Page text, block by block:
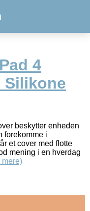
4
Silikone
beskytter enheden
forekomme i
et cover med flotte
mening i en hverdag